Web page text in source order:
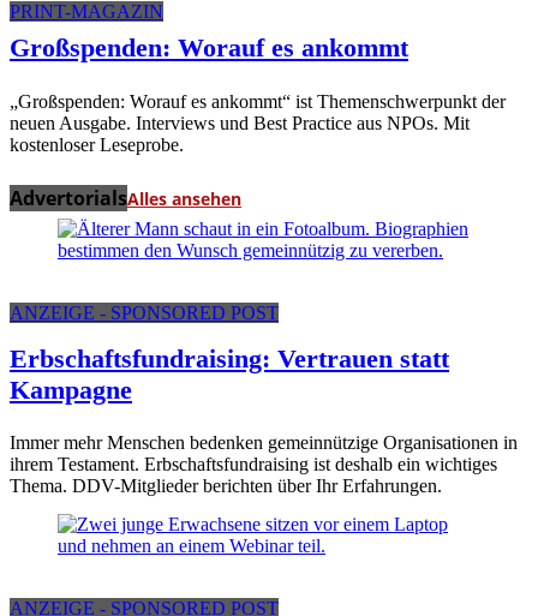
PRINT-MAGAZIN
Großspenden: Worauf es ankommt
„Großspenden: Worauf es ankommt“ ist Themenschwerpunkt der
neuen Ausgabe. Interviews und Best Practice aus NPOs. Mit
kostenloser Leseprobe.
AdvertorialsAlles ansehen
ANZEIGE - SPONSORED POST
Erbschaftsfundraising: Vertrauen statt
Kampagne
Immer mehr Menschen bedenken gemeinnützige Organisationen in
ihrem Testament. Erbschaftsfundraising ist deshalb ein wichtiges
Thema. DDV-Mitglieder berichten über Ihr Erfahrungen.
ANZEIGE - SPONSORED POST